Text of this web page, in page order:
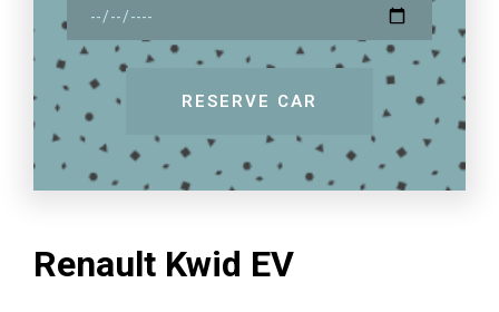
Renault Kwid EV
RESERVE CAR